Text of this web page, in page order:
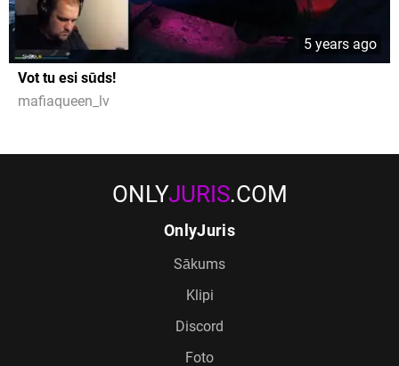
5 years ago
Vot tu esi sūds!
mafiaqueen_lv
ONLYJURIS.COM
OnlyJuris
Sākums
Klipi
Discord
Foto